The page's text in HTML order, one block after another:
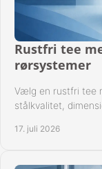
Rustfri tee
rørsystemer
Vælg en rustfri tee
stålkvalitet,
17. juli 2026